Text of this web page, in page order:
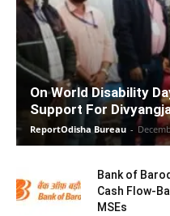
On World Disability
Support For
ReportOdisha Bureau -
Bank of
Cash Flow-
MSEs